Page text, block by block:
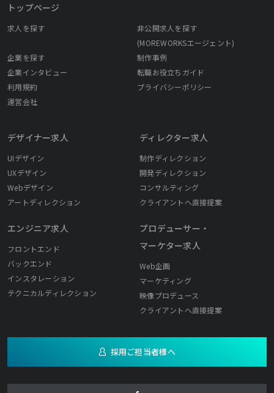
トップページ
求人を探す
非公開求人を探す
(MOREWORKSエージェント)
企業を探す
制作事例
企業インタビュー
転職お役立ちガイド
利用規約
プライバシーポリシー
運営会社
デザイナー求人
UIデザイン
UXデザイン
Webデザイン
アートディレクション
エンジニア求人
フロントエンド
バックエンド
インスタレーション
テクニカルディレクション
ディレクター求人
制作ディレクション
開発ディレクション
コンサルティング
クライアントへ直接提案
プロデューサー・
マーケター求人
Web企画
マーケティング
映像プロデュース
クライアントへ直接提案
採用ご担当者様へ